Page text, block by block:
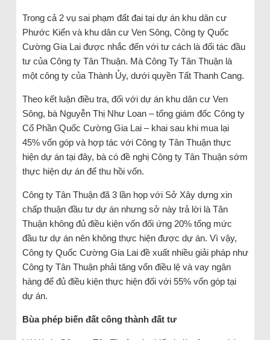
Trong cả 2 vụ sai phạm đất đai tại dự án khu dân cư
Phước Kiển và khu dân cư Ven Sông, Công ty Quốc
Cường Gia Lai được nhắc đến với tư cách là đối tác đầu
tư của Công ty Tân Thuận. Mà Công Ty Tân Thuận là
một công ty của Thành Ủy, dưới quyền Tất Thanh Cang.
Theo kết luận điều tra, đối với dự án khu dân cư Ven
Sông, bà Nguyễn Thị Như Loan – tổng giám đốc Công ty
Cổ Phần Quốc Cường Gia Lai – khai sau khi mua lại
45% vốn góp và hợp tác với Công ty Tân Thuận thực
hiện dự án tại đây, bà có đề nghị Công ty Tân Thuận sớm
thực hiện dự án để thu hồi vốn.
Công ty Tân Thuận đã 3 lần họp với Sở Xây dựng xin
chấp thuận đầu tư dự án nhưng sở này trả lời là Tân
Thuận không đủ điều kiện vốn đối ứng 20% tổng mức
đầu tư dự án nên không thực hiện được dự án. Vì vậy,
Công ty Quốc Cường Gia Lai đề xuất nhiều giải pháp như
Công ty Tân Thuận phải tăng vốn điều lệ và vay ngân
hàng để đủ điều kiện thực hiện đối với 55% vốn góp tại
dự án.
Bùa phép biến đất công thành đất tư